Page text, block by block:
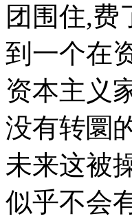
团围住,费
到一个在
资本主义
没有转圜
未来这被
似乎不会